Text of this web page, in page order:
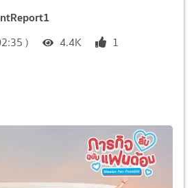
) 4.4K 1